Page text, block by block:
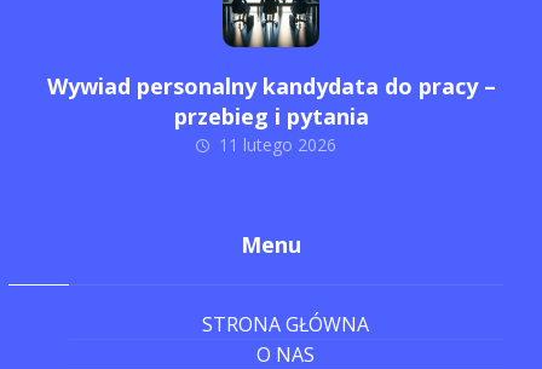
Wywiad personalny kandydata do pracy –
przebieg i pytania
11 lutego 2026
Menu
STRONA GŁÓWNA
O NAS